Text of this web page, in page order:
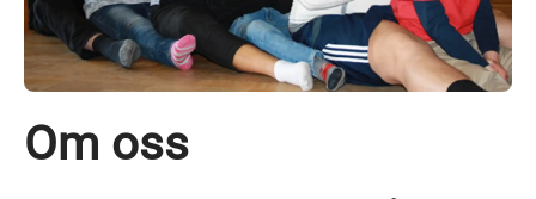
Om oss